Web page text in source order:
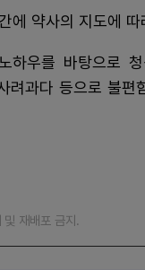
에 약사의 지도에 따
하우를 바탕으로
과다 등으로 불편
재배포 금지.